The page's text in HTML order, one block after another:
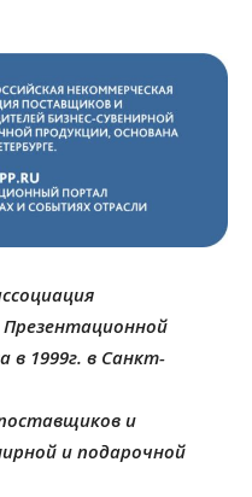
в 1999г. в Санкт-
и
и подарочной